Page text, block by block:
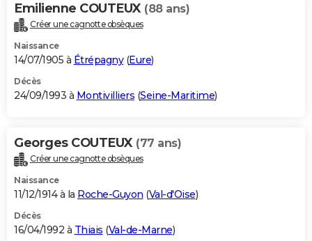
Emilienne COUTEUX (88 ans)
Créer une cagnotte obsèques
Naissance
14/07/1905 à Étrépagny(Eure)
Décès
24/09/1993 à Montivilliers (Seine-Maritime)
Georges COUTEUX (77 ans)
Créer une cagnotte obsèques
Naissance
11/12/1914 à la Roche-Guyon (Val-d'Oise)
Décès
16/04/1992 à Thiais (Val-de-Marne)